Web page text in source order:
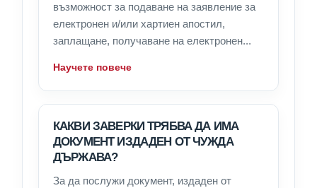
възможност за подаване на заявление за
електронен и/или хартиен апостил,
заплащане, получаване на електронен...
Научете повече
КАКВИ ЗАВЕРКИ ТРЯБВА ДА ИМА
ДОКУМЕНТ ИЗДАДЕН ОТ ЧУЖДА
ДЪРЖАВА?
За да послужи документ, издаден от